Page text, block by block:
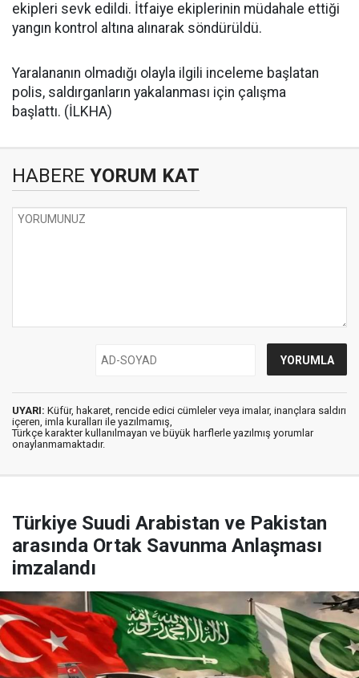
ekipleri sevk edildi. İtfaiye ekiplerinin müdahale ettiği
yangın kontrol altına alınarak söndürüldü.
Yaralananın olmadığı olayla ilgili inceleme başlatan
polis, saldırganların yakalanması için çalışma
başlattı. (İLKHA)
HABERE YORUM KAT
UYARI: Küfür, hakaret, rencide edici cümleler veya imalar, inançlara saldırı
içeren, imla kuralları ile yazılmamış,
Türkçe karakter kullanılmayan ve büyük harflerle yazılmış yorumlar
onaylanmamaktadır.
Türkiye Suudi Arabistan ve Pakistan
arasında Ortak Savunma Anlaşması
imzalandı